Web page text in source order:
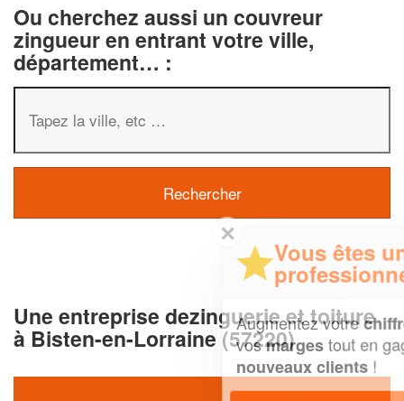
Ou cherchez aussi un couvreur
zingueur en entrant votre ville,
département… :
Une entreprise dezinguerie et toiture
à Bisten-en-Lorraine (57220)
Vous êtes un
professionnel ?
Augmentez votrechiffre d'affaireset
vosmargestout en gagnant de
nouveaux clients!